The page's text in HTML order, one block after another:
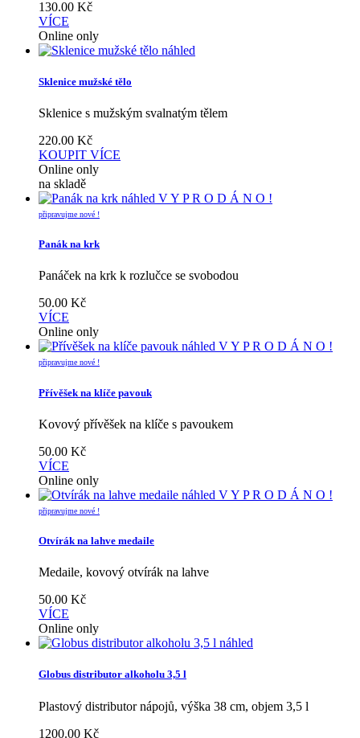
130.00 Kč
VÍCE
Online only
náhled
Sklenice mužské tělo
Sklenice s mužským svalnatým tělem
220.00 Kč
KOUPIT VÍCE
Online only
na skladě
náhled V Y P R O D Á N O !
připravujme nové !
Panák na krk
Panáček na krk k rozlučce se svobodou
50.00 Kč
VÍCE
Online only
náhled V Y P R O D Á N O !
připravujme nové !
Přívěšek na klíče pavouk
Kovový přívěšek na klíče s pavoukem
50.00 Kč
VÍCE
Online only
náhled V Y P R O D Á N O !
připravujme nové !
Otvírák na lahve medaile
Medaile, kovový otvírák na lahve
50.00 Kč
VÍCE
Online only
náhled
Globus distributor alkoholu 3,5 l
Plastový distributor nápojů, výška 38 cm, objem 3,5 l
1200.00 Kč